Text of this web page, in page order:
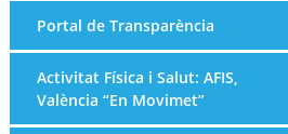
Portal de Transparència
Activitat Física i Salut: AFIS,
València “En Movimet”